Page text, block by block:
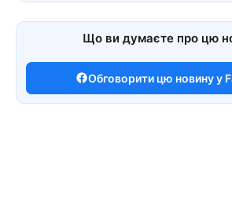
Що ви думаєте про цю
Обговорити цю новину у